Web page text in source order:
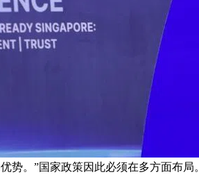
势。”国家政策因此必须在多方面布